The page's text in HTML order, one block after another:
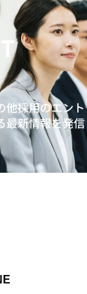
他採用のエン
最新情報を発